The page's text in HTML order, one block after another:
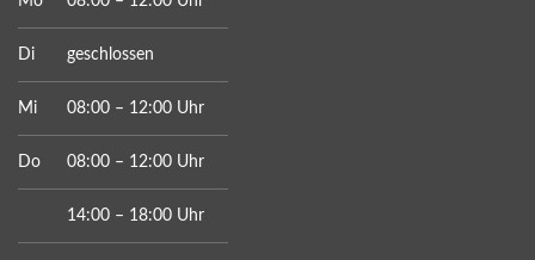
Di geschlossen
Mi 08:00 – 12:00 Uhr
Do 08:00 – 12:00 Uhr
14:00 – 18:00 Uhr